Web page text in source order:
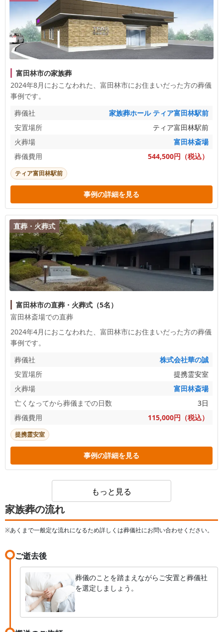
富田林市の家族葬
2024年8月におこなわれた、 富田林市にお住まいだった方の葬儀
事例です。
葬儀社
家族葬ホール ティア富田林駅前
安置場所
ティア富田林駅前
火葬場
富田林斎場
葬儀費用
544,500円（税込）
ティア富田林駅前
事例の詳細を見る
直葬・火葬式
富田林市の直葬・火葬式（5名）
富田林斎場での直葬
2024年4月におこなわれた、 富田林市にお住まいだった方の葬儀
事例です。
葬儀社
株式会社華の誠
安置場所
提携霊安室
火葬場
富田林斎場
亡くなってから葬儀までの日数
3日
葬儀費用
115,000円（税込）
提携霊安室
事例の詳細を見る
もっと見る
家族葬の流れ
※あくまで一般定な流れになるため詳しくは葬儀社にお問い合わせください。
ご逝去後
葬儀のことを踏まえながらご安置と葬儀社
を選定しましょう。